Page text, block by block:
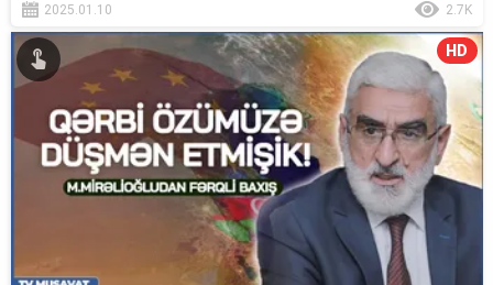
2025.01.10
2.7K
HD